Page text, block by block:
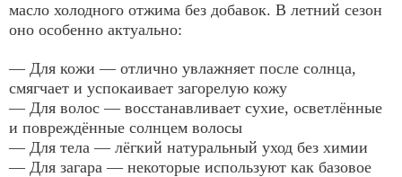
масло холодного отжима без добавок. В летний сезон
оно особенно актуально:
— Для кожи — отлично увлажняет после солнца,
смягчает и успокаивает загорелую кожу
— Для волос — восстанавливает сухие, осветлённые
и повреждённые солнцем волосы
— Для тела — лёгкий натуральный уход без химии
— Для загара — некоторые используют как базовое